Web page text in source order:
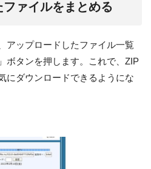
ァイルをまとめる
アップロードしたファイル一覧
ボタンを押します。これで、ZIP
にダウンロードできるようにな